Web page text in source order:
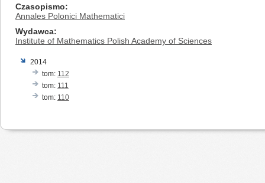
Czasopismo
Annales Polonici Mathematici
Wydawca
Institute of Mathematics Polish Academy of Sciences
2014
tom: 112
tom: 111
tom: 110